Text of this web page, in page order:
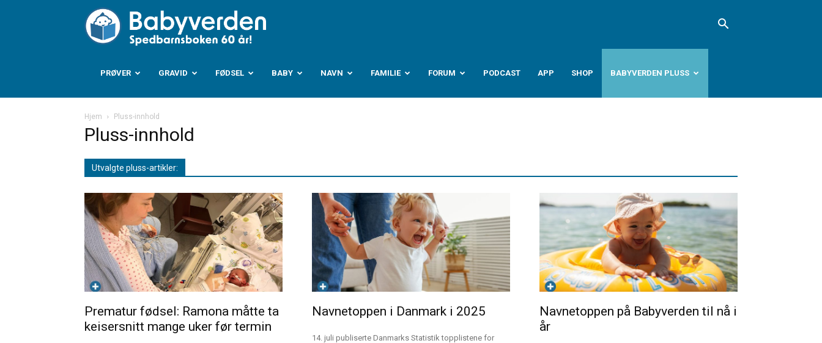
Babyverden.no
PRØVER GRAVID FØDSEL BABY NAVN FAMILIE FORUM PODCAST APP SHOP BABYVERDEN PLUSS
Hjem Pluss-innhold
Pluss-innhold
Utvalgte pluss-artikler:
Prematur fødsel: Ramona måtte ta
keisersnitt mange uker før termin
Navnetoppen i Danmark i 2025
14. juli publiserte Danmarks Statistik topplistene for
Navnetoppen på Babyverden til nå i
år